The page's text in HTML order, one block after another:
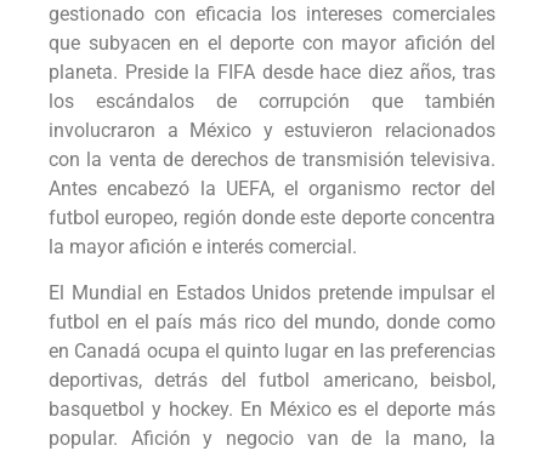
gestionado con eficacia los intereses comerciales
que subyacen en el deporte con mayor afición del
planeta. Preside la FIFA desde hace diez años, tras
los escándalos de corrupción que también
involucraron a México y estuvieron relacionados
con la venta de derechos de transmisión televisiva.
Antes encabezó la UEFA, el organismo rector del
futbol europeo, región donde este deporte concentra
la mayor afición e interés comercial.
El Mundial en Estados Unidos pretende impulsar el
futbol en el país más rico del mundo, donde como
en Canadá ocupa el quinto lugar en las preferencias
deportivas, detrás del futbol americano, beisbol,
basquetbol y hockey. En México es el deporte más
popular. Afición y negocio van de la mano, la